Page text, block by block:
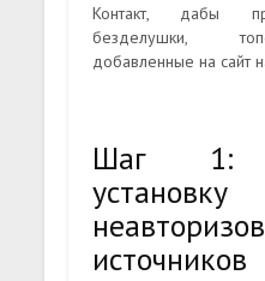
Контакт, дабы
безделушки,
добавленные на сайт
Шаг 1:
источников